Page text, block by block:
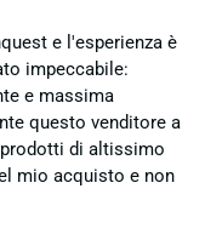
e l'esperienza è
impeccabile:
e massima
questo venditore a
di altissimo
mio acquisto e non